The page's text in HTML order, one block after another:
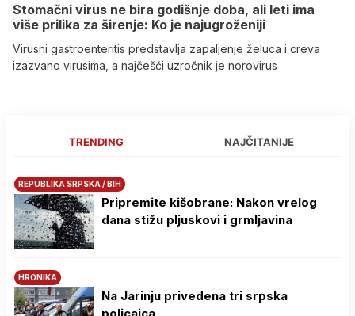
Stomačni virus ne bira godišnje doba, ali leti ima
više prilika za širenje: Ko je najugroženiji
Virusni gastroenteritis predstavlja zapaljenje želuca i creva
izazvano virusima, a najčešći uzročnik je norovirus
TRENDING NAJČITANIJE
REPUBLIKA SRPSKA / BIH
Pripremite kišobrane: Nakon vrelog
dana stižu pljuskovi i grmljavina
HRONIKA
Na Јarinju privedena tri srpska
policajca